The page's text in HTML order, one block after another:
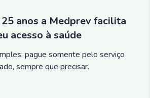
anos a Medprev facilita
acesso à saúde
pague somente pelo serviço
sempre que precisar.